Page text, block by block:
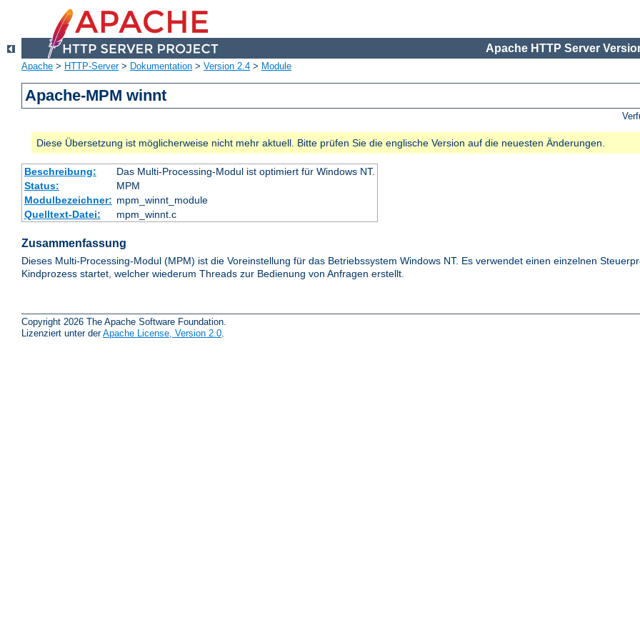
Apache HTTP Server
Apache > HTTP-Server> Dokumentation > Version 2.4 > Module
Apache-MPM winnt
Diese Übersetzung ist möglicherweise nicht mehr aktuell. Bitte prüfen Sie die englische Version auf die neuesten Änderungen.
Beschreibung:
Das Multi-Processing-Modul ist optimiert für Windows NT.
Status:
MPM
Modulbezeichner: mpm_winnt_module
Quelltext-Datei:
mpm_winnt.c
Zusammenfassung
Dieses Multi-Processing-Modul (MPM) ist die Voreinstellung für das Betriebssystem Windows NT. Es verwendet einen einzelnen
Kindprozess startet, welcher wiederum Threads zur Bedienung von Anfragen erstellt.
Copyright 2026 The Apache Software Foundation.
Lizenziert unter derApache License, Version 2.0